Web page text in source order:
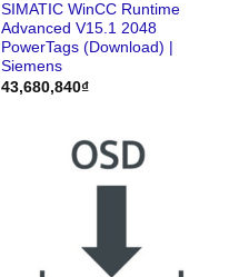
SIMATIC WinCC Runtime
Advanced V15.1 2048
PowerTags (Download) |
Siemens
43,680,840₫